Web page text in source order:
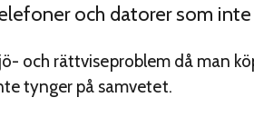
och datorer som
och rättviseproblem då man
tynger på samvetet.